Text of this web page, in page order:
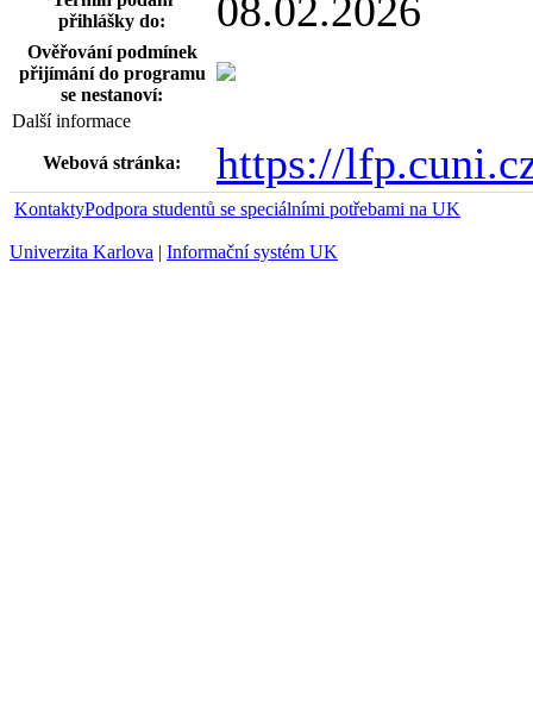
přihlášky do:
08.02.2026
Ověřování podmínek
přijímání do programu
se nestanoví:
Další informace
Webová stránka: https://
KontaktyPodpora studentů se speciálními potřebami na UK
Univerzita Karlova | Informační systém UK